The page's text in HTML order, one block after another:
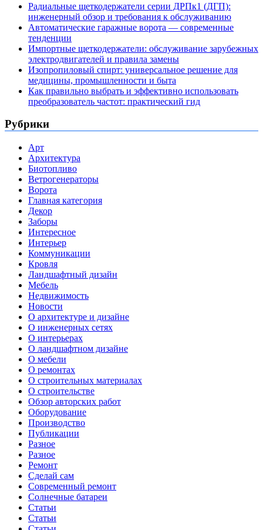
Радиальные щеткодержатели серии ДРПк1 (ДГП):
инженерный обзор и требования к обслуживанию
Автоматические гаражные ворота — современные
тенденции
Импортные щеткодержатели: обслуживание зарубежных
электродвигателей и правила замены
Изопропиловый спирт: универсальное решение для
медицины, промышленности и быта
Как правильно выбрать и эффективно использовать
преобразователь частот: практический гид
Рубрики
Арт
Архитектура
Биотопливо
Ветрогенераторы
Ворота
Главная категория
Декор
Заборы
Интересное
Интерьер
Коммуникации
Кровля
Ландшафтный дизайн
Мебель
Недвижимость
Новости
О архитектуре и дизайне
О инженерных сетях
О интерьерах
О ландшафтном дизайне
О мебели
О ремонтах
О строительных материалах
О строительстве
Обзор авторских работ
Оборудование
Производство
Публикации
Разное
Разное
Ремонт
Сделай сам
Современный ремонт
Солнечные батареи
Статьи
Статьи